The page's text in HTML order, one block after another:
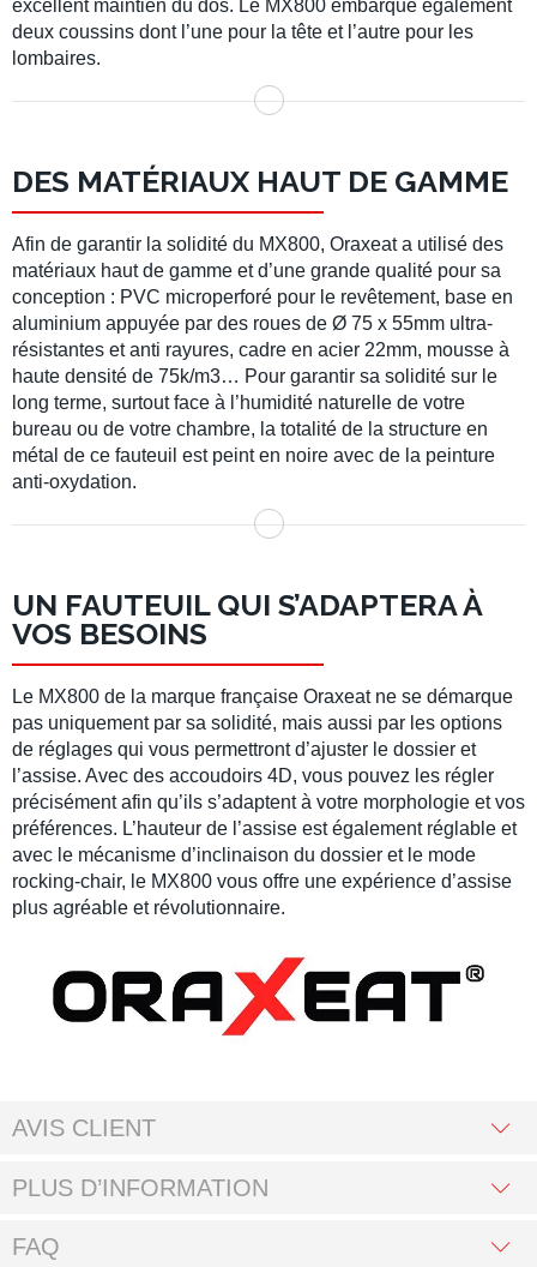
excellent maintien du dos. Le MX800 embarque également
deux coussins dont l’une pour la tête et l’autre pour les
lombaires.
DES MATÉRIAUX HAUT DE GAMME
Afin de garantir la solidité du MX800, Oraxeat a utilisé des
matériaux haut de gamme et d’une grande qualité pour sa
conception : PVC microperforé pour le revêtement, base en
aluminium appuyée par des roues de Ø 75 x 55mm ultra-
résistantes et anti rayures, cadre en acier 22mm, mousse à
haute densité de 75k/m3… Pour garantir sa solidité sur le
long terme, surtout face à l’humidité naturelle de votre
bureau ou de votre chambre, la totalité de la structure en
métal de ce fauteuil est peint en noire avec de la peinture
anti-oxydation.
UN FAUTEUIL QUI S’ADAPTERA À
VOS BESOINS
Le MX800 de la marque française Oraxeat ne se démarque
pas uniquement par sa solidité, mais aussi par les options
de réglages qui vous permettront d’ajuster le dossier et
l’assise. Avec des accoudoirs 4D, vous pouvez les régler
précisément afin qu’ils s’adaptent à votre morphologie et vos
préférences. L’hauteur de l’assise est également réglable et
avec le mécanisme d’inclinaison du dossier et le mode
rocking-chair, le MX800 vous offre une expérience d’assise
plus agréable et révolutionnaire.
AVIS CLIENT
PLUS D’INFORMATION
FAQ